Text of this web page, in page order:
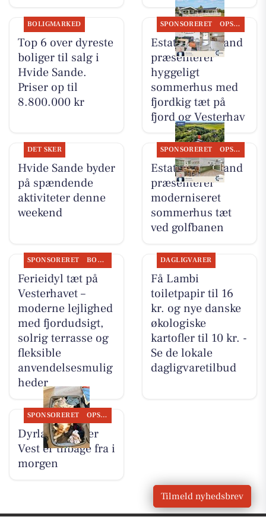
BOLIGMARKED
Top 6 over dyreste
boliger til salg i
Hvide Sande.
Priser op til
8.800.000 kr
SPONSORERET OPSLAGSTAVLEN
Estate Vestjylland
præsenterer
hyggeligt
sommerhus med
fjordkig tæt på
fjord og Vesterhav
DET SKER
Hvide Sande byder
på spændende
aktiviteter denne
weekend
SPONSORERET OPSLAGSTAVLEN
Estate Vestjylland
præsenterer
moderniseret
sommerhus tæt
ved golfbanen
SPONSORERET BOLIGMARKED
Ferieidyl tæt på
Vesterhavet –
moderne lejlighed
med fjordudsigt,
solrig terrasse og
fleksible
anvendelsesmulig
heder
DAGLIGVARER
Få Lambi
toiletpapir til 16
kr. og nye danske
økologiske
kartofler til 10 kr. -
Se de lokale
dagligvaretilbud
SPONSORERET OPSLAGSTAVLEN
Dyrlæge Center
Vest er tilbage fra i
morgen
Tilmeld nyhedsbrev